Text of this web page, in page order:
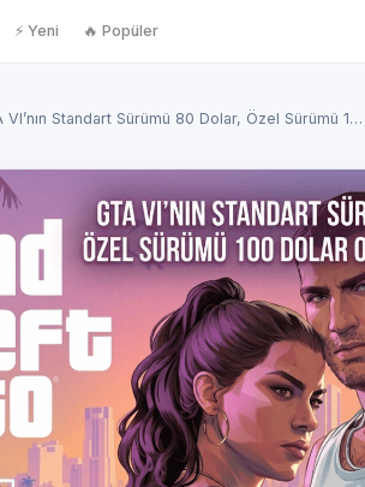
⚡ Yeni 🔥 Popüler
VI’nın Standart Sürümü 80 Dolar, Özel Sürümü 1…